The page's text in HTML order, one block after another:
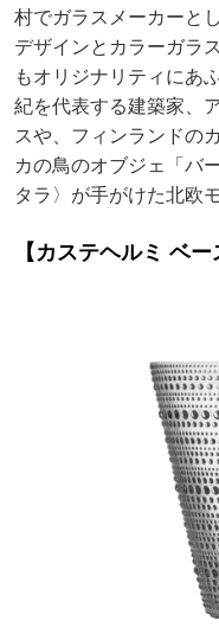
村でガラスメーカーと
デザインとカラーガラ
もオリジナリティにあ
紀を代表する建築家、
スや、フィンランドの
カの鳥のオブジェ「バ
タラ〉が手がけた北欧
【カステヘルミ ベー